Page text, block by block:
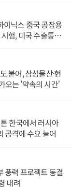
이닉스 중국 공장용
험, 미국 수출통제
붙어, 삼성물산·현
오는 '약속의 시간'
한국에서 러시아
공격에 수요 늘어
풍력 프로젝트 동결
내려